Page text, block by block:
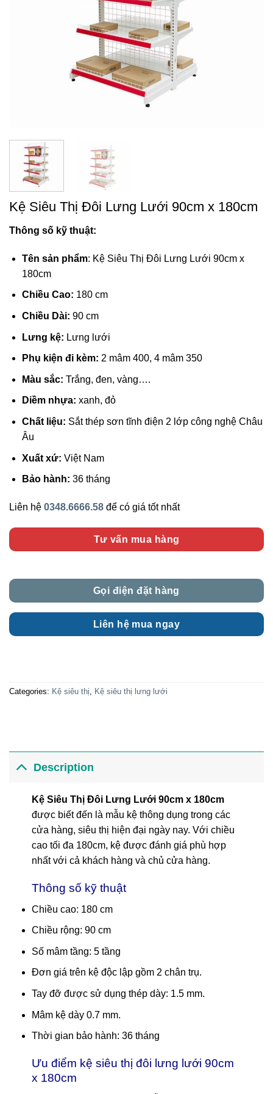
Kệ Siêu Thị Đôi Lưng Lưới 90cm x 180cm
Thông số kỹ thuật:
Tên sản phẩm: Kệ Siêu Thị Đôi Lưng Lưới 90cm x
180cm
Chiều Cao: 180 cm
Chiều Dài: 90 cm
Lưng kệ: Lưng lưới
Phụ kiện đi kèm: 2 mâm 400, 4 mâm 350
Màu sắc: Trắng, đen, vàng….
Diềm nhựa: xanh, đỏ
Chất liệu: Sắt thép sơn tĩnh điện 2 lớp công nghệ Châu
Âu
Xuất xứ: Việt Nam
Bảo hành: 36 tháng
Liên hệ 0348.6666.58 để có giá tốt nhất
Tư vấn mua hàng
Gọi điện đặt hàng
Liên hệ mua ngay
Categories: Kệ siêu thị, Kệ siêu thị lưng lưới
Description
Kệ Siêu Thị Đôi Lưng Lưới 90cm x 180cm
được biết đến là mẫu kệ thông dụng trong các
cửa hàng, siêu thị hiện đại ngày nay. Với chiều
cao tối đa 180cm, kệ được đánh giá phù hợp
nhất với cả khách hàng và chủ cửa hàng.
Thông số kỹ thuật
Chiều cao: 180 cm
Chiều rộng: 90 cm
Số mâm tầng: 5 tầng
Đơn giá trên kệ độc lập gồm 2 chân trụ.
Tay đỡ được sử dụng thép dày: 1.5 mm.
Mâm kệ dày 0.7 mm.
Thời gian bảo hành: 36 tháng
Ưu điểm kệ siêu thị đôi lưng lưới 90cm
x 180cm